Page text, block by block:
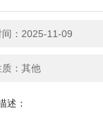
间：2025-11-09
：其他
述：